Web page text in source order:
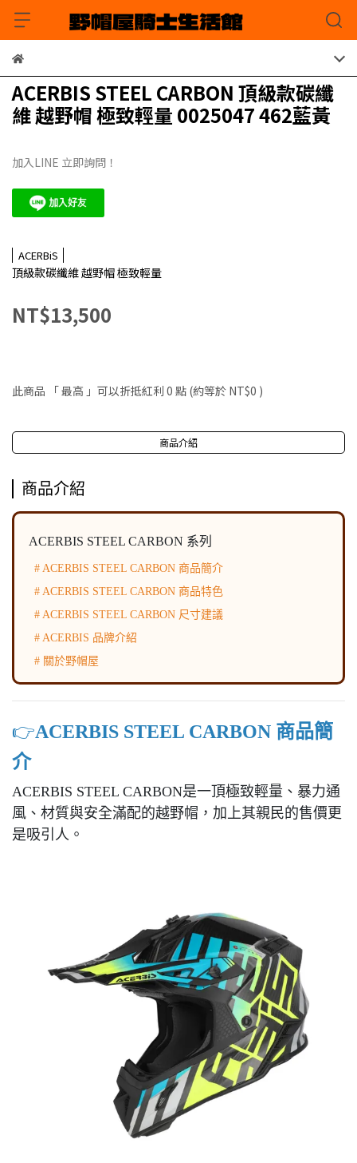
ACERBIS STEEL CARBON 頂級款碳纖
維 越野帽 極致輕量 0025047 462藍黃
加入LINE 立即詢問！
ACERBiS
頂級款碳纖維 越野帽 極致輕量
NT$13,500
此商品 「 最高 」可以折抵紅利 0 點 (約等於 NT$0 )
商品介紹
商品介紹
ACERBIS STEEL CARBON 系列
# ACERBIS STEEL CARBON 商品簡介
# ACERBIS STEEL CARBON 商品特色
# ACERBIS STEEL CARBON 尺寸建議
# ACERBIS 品牌介紹
# 關於野帽屋
👉️ACERBIS STEEL CARBON 商品簡
介
ACERBIS STEEL CARBON是一頂極致輕量、暴力通
風、材質與安全滿配的越野帽，加上其親民的售價更
是吸引人。